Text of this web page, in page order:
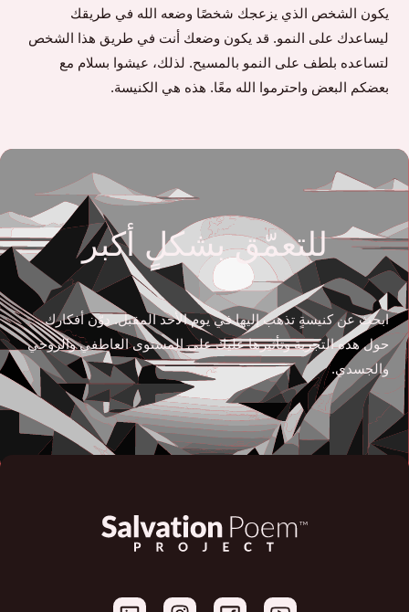
يكون الشخص الذي يزعجك شخصًا وضعه الله في طريقك
ليساعدك على النمو. قد يكون وضعك أنت في طريق هذا الشخص
لتساعده بلطف على النمو بالمسيح. لذلك، عيشوا بسلام مع
بعضكم البعض واحترموا الله معًا. هذه هي الكنيسة.
للتعمّق بشكلٍ أكبر
ابحث عن كنيسةٍ تذهب إليها في يوم الأحد المقبل. دوّن أفكارك
حول هذه التجربة وتأثيرها عليك على المستوى العاطفي والروحي
والجسدي.